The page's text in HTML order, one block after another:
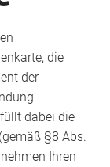
die
der
dabei die
(gemäß §8 Abs.
Ihren